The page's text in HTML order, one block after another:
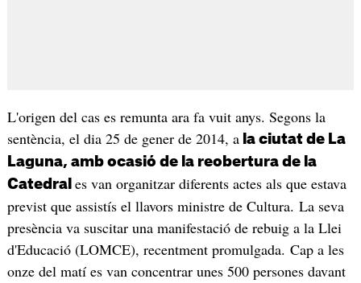
L'origen del cas es remunta ara fa vuit anys. Segons la
sentència, el dia 25 de gener de 2014, ala ciutat de La
Laguna, amb ocasió de la reobertura de la
Catedral es van organitzar diferents actes als que estava
previst que assistís el llavors ministre de Cultura. La seva
presència va suscitar una manifestació de rebuig a la Llei
d'Educació (LOMCE), recentment promulgada. Cap a les
onze del matí es van concentrar unes 500 persones davant